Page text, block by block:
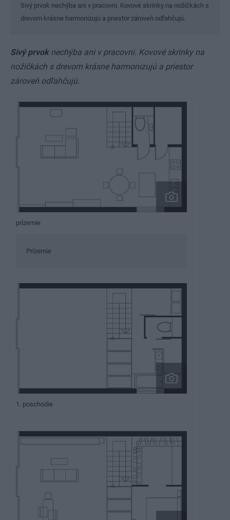
Sivý prvok nechýba ani v pracovni. Kovové skrinky na nožičkách s
drevom krásne harmonizujú a priestor zároveň odľahčujú.
Sivý prvoknechýba ani v pracovni. Kovové skrinky na
nožičkách s drevom krásne harmonizujú a priestor
zároveň odľahčujú.
prízemie
Prízemie
1. poschodie